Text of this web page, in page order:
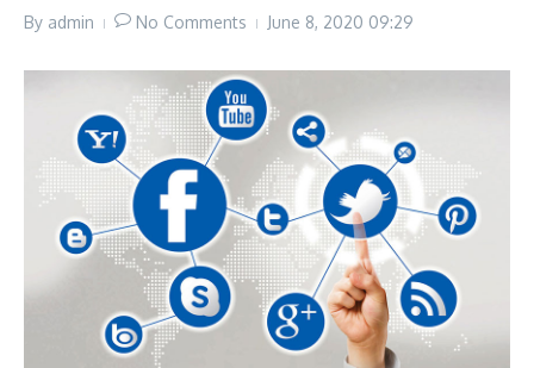
By admin No Comments June 8, 2020 09:29